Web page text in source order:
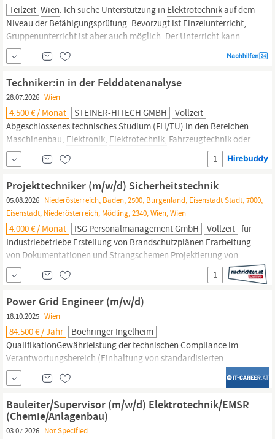
Teilzeit Wien. Ich suche Unterstützung in Elektrotechnikauf dem
Niveau der Befähigungsprüfung. Bevorzugt ist Einzelunterricht,
Gruppenunterricht ist aber auch möglich. Der Unterricht kann
entweder bei mir oder bei Ihnen stattfinden. Mir ist wichtig, dass
Sie Inhalte klar und verständlich erklären und strukturiert
Techniker:in in der Felddatenanalyse
28.07.2026 Wien
4.500 € / Monat STEINER-HITECH GMBH
Vollzeit
Abgeschlossenes technisches Studium (FH/TU) in den Bereichen
Maschinenbau, Elektronik, Elektrotechnik, Fahrzeugtechnik oder
abgeschlossene HTL-Ausbildung mit erster Berufserfahrung • Sie
sind IT-affin und haben idealerweise Grundkenntnisse in einer
Analysesoftware • Sie besitzen eine hohe Affinität zu Themen wie
Datenerhebung,...
1
Projekttechniker (m/w/d) Sicherheitstechnik
05.08.2026 Niederösterreich, Baden, 2500, Burgenland, Eisenstadt Stadt, 7000,
Eisenstadt, Niederösterreich, Mödling, 2340, Wien, Wien
4.000 € / Monat ISG Personalmanagement GmbH Vollzeit für
Industriebetriebe Erstellung von Brandschutzplänen Erarbeitung
von Dokumentationen und Strangschemen Projektierung von
Managementsystemen (Windows und Linux) Begleitung von
Inbetriebnahmen bei Kunden vor Ort Profil Abgeschlossene
Ausbildung (HTL oder Studium) in den Bereichen
Elektronik,Mechatronik, Informatik o.ä.
1
Power Grid Engineer (m/w/d)
18.10.2025 Wien
84.500 € / Jahr
Boehringer Ingelheim
QualifikationGewährleistung der technischen Compliance im
Verantwortungsbereich (Einhaltung von standardisierten
Prozessen und normativer Vorgaben); Weiterentwicklung und
Verbesserung der bestehenden technischen
ProzesseAnforderungenAbgeschlossene technische Ausbildung
(HTL, FH, Universität) im BereichElektrotechnik,Energietechnik,
Energieversorgung,...
Bauleiter/Supervisor (m/w/d) Elektrotechnik/EMSR
(Chemie/Anlagenbau)
03.07.2026 Not Specified